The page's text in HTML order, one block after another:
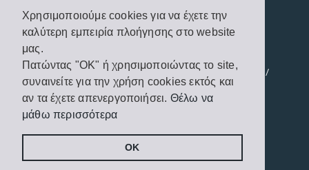
Χρησιμοποιούμε cookies για να έχετε την
καλύτερη εμπειρία πλοήγησης στο website
μας.
Πατώντας "OK" ή χρησιμοποιώντας το site,
συναινείτε για την χρήση cookies εκτός και
αν τα έχετε απενεργοποιήσει. Θέλω να
μάθω περισσότερα
OK
© 2026 Εκδόσεις Fagottobooks. All rights reserved. /
Όροι χρήσης
/ Πολιτική προστασίας
Handcrafted by